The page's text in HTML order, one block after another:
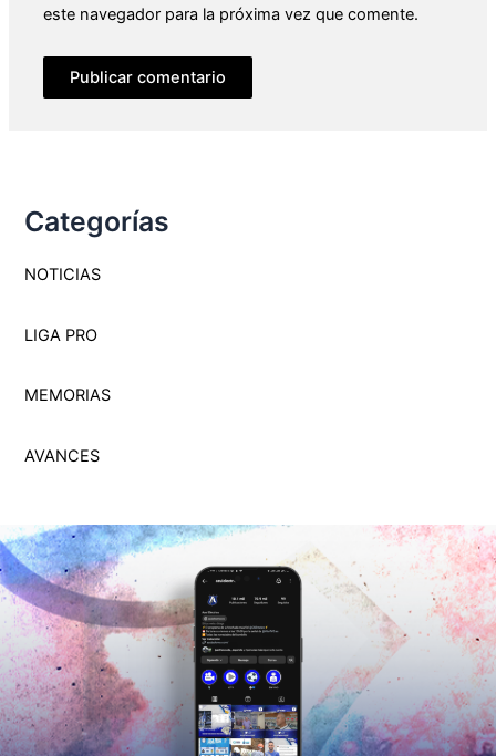
este navegador para la próxima vez que comente.
Categorías
NOTICIAS
LIGA PRO
MEMORIAS
AVANCES